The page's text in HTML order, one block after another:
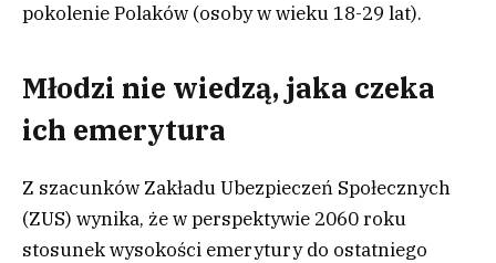
pokolenie Polaków (osoby w wieku 18-29 lat).
Młodzi nie wiedzą, jaka czeka
ich emerytura
Z szacunków Zakładu Ubezpieczeń Społecznych
(ZUS) wynika, że w perspektywie 2060 roku
stosunek wysokości emerytury do ostatniego